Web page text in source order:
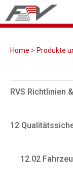
Home > Produkte
RVS Richtlinien
12
12.02